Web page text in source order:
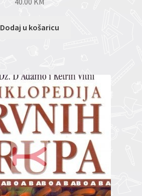
Dodaj u košaricu